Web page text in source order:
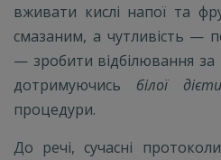
вживати кислі напої та
смазаним, а чутливість —
— зробити відбілювання за
дотримуючись білої
процедури.
До речі, сучасні